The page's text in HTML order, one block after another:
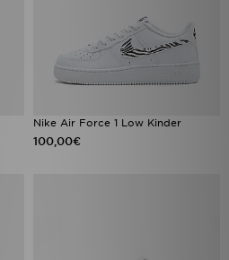
Nike Air Force 1 Low Kinder
100,00€